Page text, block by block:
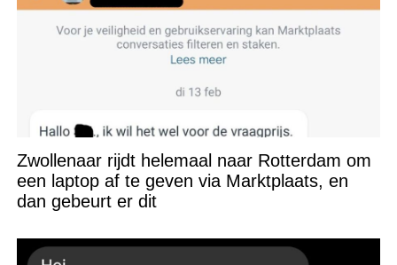
Zwollenaar rijdt helemaal naar Rotterdam om
een laptop af te geven via Marktplaats, en
dan gebeurt er dit